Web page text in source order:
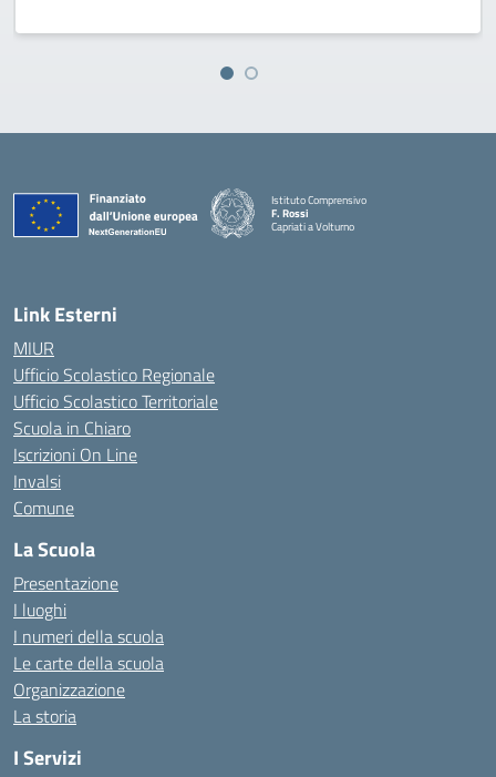
Istituto Comprensivo
F. Rossi
Capriati a Volturno
— Visita la pagina iniziale della scuola
Link Esterni
MIUR
Ufficio Scolastico Regionale
Ufficio Scolastico Territoriale
Scuola in Chiaro
Iscrizioni On Line
Invalsi
Comune
La Scuola
Presentazione
I luoghi
I numeri della scuola
Le carte della scuola
Organizzazione
La storia
I Servizi